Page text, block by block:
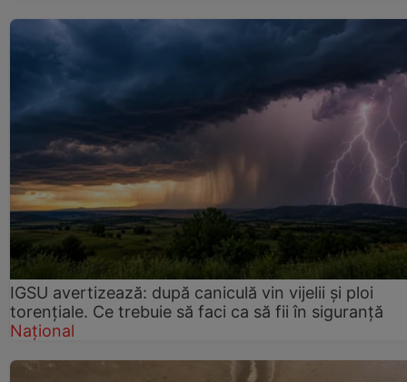
IGSU avertizează: după caniculă vin vijelii și ploi
torențiale. Ce trebuie să faci ca să fii în siguranță
Național